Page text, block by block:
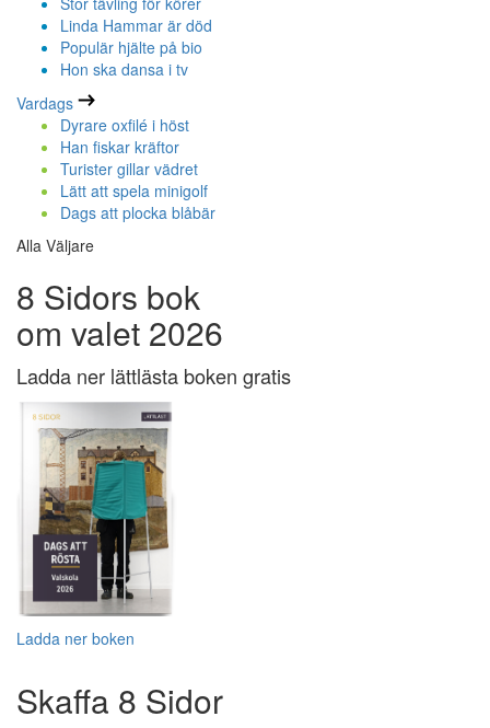
Linda Hammar är död
Populär hjälte på bio
Hon ska dansa i tv
Vardags
Dyrare oxfilé i höst
Han fiskar kräftor
Turister gillar vädret
Lätt att spela minigolf
Dags att plocka blåbär
Alla Väljare
8 Sidors bok
om valet 2026
Ladda ner lättlästa boken gratis
Ladda ner boken
Skaffa 8 Sidor